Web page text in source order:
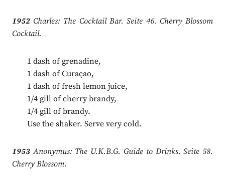
1952Charles: The Cocktail Bar. Seite 46. Cherry Blossom
Cocktail.
1 dash of grenadine,
1 dash of Curaçao,
1 dash of fresh lemon juice,
1/4 gill of cherry brandy,
1/4 gill of brandy.
Use the shaker. Serve very cold.
1953Anonymus: The U.K.B.G. Guide to Drinks. Seite 58.
Cherry Blossom.